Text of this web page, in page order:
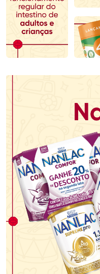
Comprar sem Desconto
Por R$ 167,99/cada
Comprar sem Desconto
Por R$ 167,99/cada